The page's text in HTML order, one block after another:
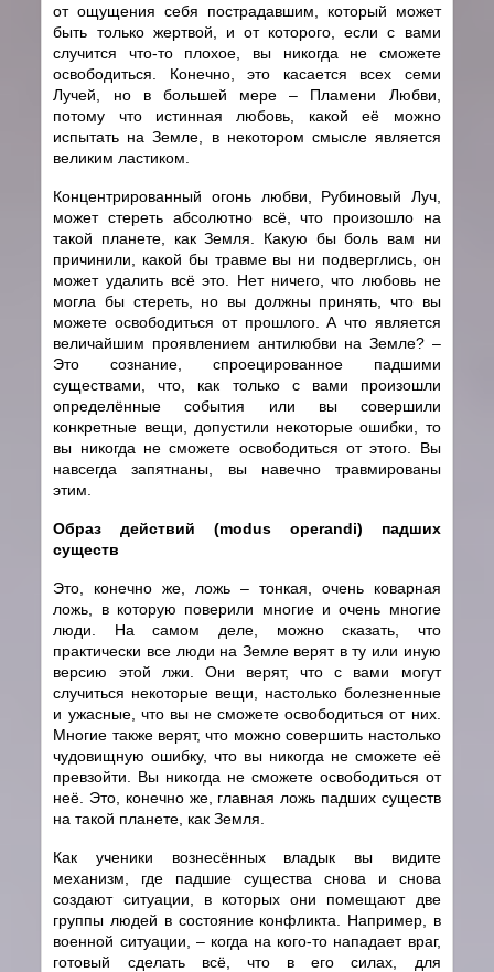
от ощущения себя пострадавшим, который может
быть только жертвой, и от которого, если с вами
случится что-то плохое, вы никогда не сможете
освободиться. Конечно, это касается всех семи
Лучей, но в большей мере – Пламени Любви,
потому что истинная любовь, какой её можно
испытать на Земле, в некотором смысле является
великим ластиком.
Концентрированный огонь любви, Рубиновый Луч,
может стереть абсолютно всё, что произошло на
такой планете, как Земля. Какую бы боль вам ни
причинили, какой бы травме вы ни подверглись, он
может удалить всё это. Нет ничего, что любовь не
могла бы стереть, но вы должны принять, что вы
можете освободиться от прошлого. А что является
величайшим проявлением антилюбви на Земле? –
Это сознание, спроецированное падшими
существами, что, как только с вами произошли
определённые события или вы совершили
конкретные вещи, допустили некоторые ошибки, то
вы никогда не сможете освободиться от этого. Вы
навсегда запятнаны, вы навечно травмированы
этим.
Образ действий (modus operandi) падших
существ
Это, конечно же, ложь – тонкая, очень коварная
ложь, в которую поверили многие и очень многие
люди. На самом деле, можно сказать, что
практически все люди на Земле верят в ту или иную
версию этой лжи. Они верят, что с вами могут
случиться некоторые вещи, настолько болезненные
и ужасные, что вы не сможете освободиться от них.
Многие также верят, что можно совершить настолько
чудовищную ошибку, что вы никогда не сможете её
превзойти. Вы никогда не сможете освободиться от
неё. Это, конечно же, главная ложь падших существ
на такой планете, как Земля.
Как ученики вознесённых владык вы видите
механизм, где падшие существа снова и снова
создают ситуации, в которых они помещают две
группы людей в состояние конфликта. Например, в
военной ситуации, – когда на кого-то нападает враг,
готовый сделать всё, что в его силах, для